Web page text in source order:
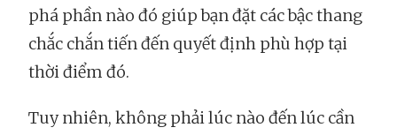
phá phần nào đó giúp bạn đặt các bậc thang
chắc chắn tiến đến quyết định phù hợp tại
thời điểm đó.
Tuy nhiên, không phải lúc nào đến lúc cần